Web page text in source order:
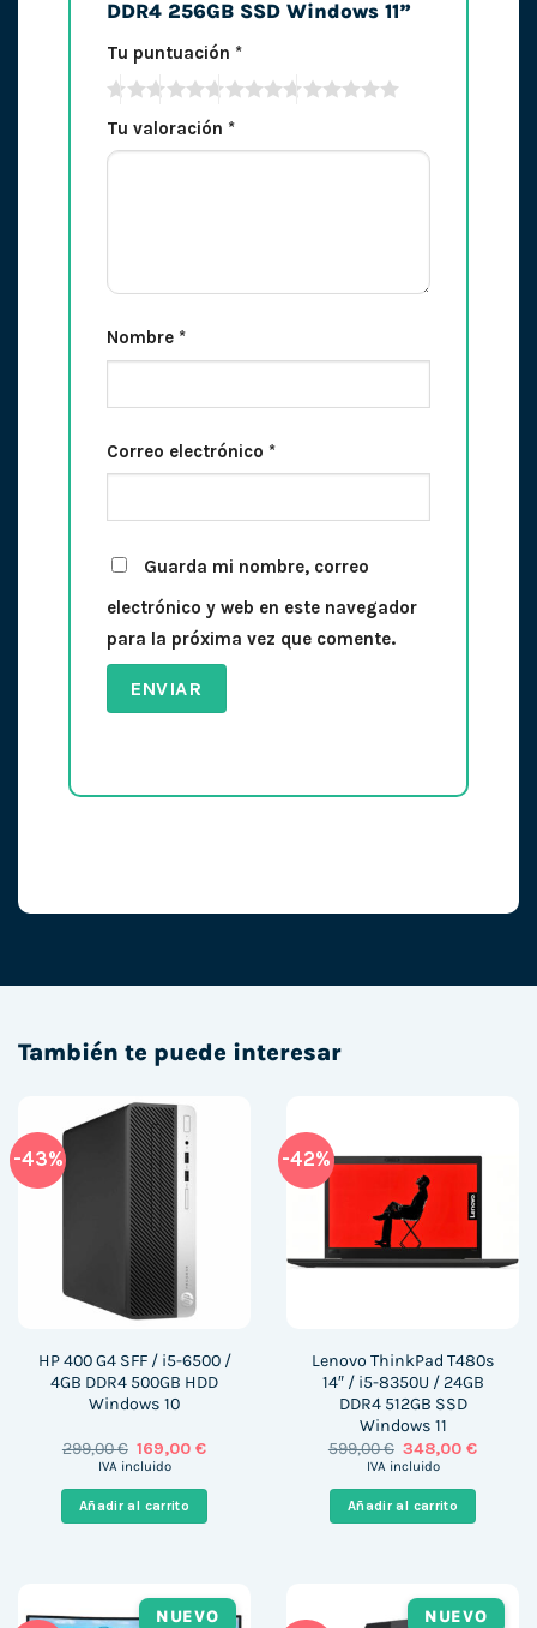
DDR4 256GB SSD Windows 11”
Tu puntuación *
Tu valoración *
Nombre *
Correo electrónico *
Guarda mi nombre, correo
electrónico y web en este navegador
para la próxima vez que comente.
También te puede interesar
-43%
HP 400 G4 SFF / i5-6500 /
4GB DDR4 500GB HDD
Windows 10
299,00€ El
precio
era:
299,00 €.
169,00€El
es:
IVA incluido
Añadir al carrito
-42%
Lenovo ThinkPad T480s
14″ / i5-8350U / 24GB
DDR4 512GB SSD
Windows 11
599,00€ El
precio
era:
599,00 €.
348,00€El
IVA incluido
Añadir al carrito
NUEVO
NUEVO